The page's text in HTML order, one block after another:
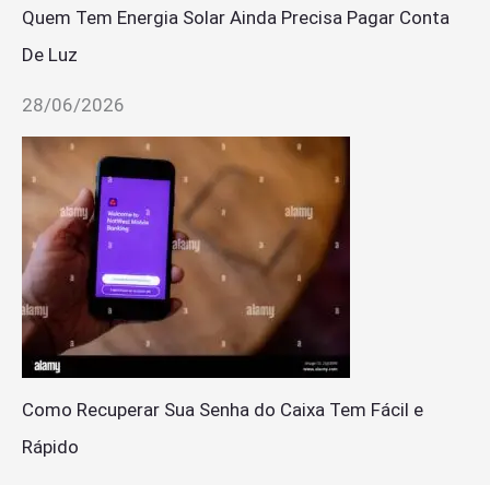
Quem Tem Energia Solar Ainda Precisa Pagar Conta
De Luz
28/06/2026
Como Recuperar Sua Senha do Caixa Tem Fácil e
Rápido